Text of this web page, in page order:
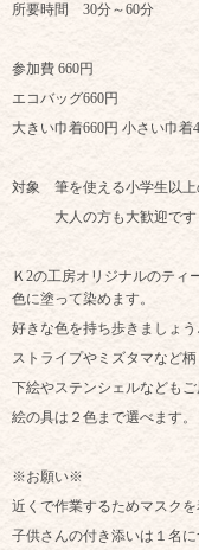
所要時間 30分～60分
参加費 660円
エコバッグ660円
大きい巾着660円 小さい巾着
対象 筆を使える小学生以上
大人の方も大歓迎です
Ｋ2の工房オリジナルのティ
色に塗って染めます。
好きな色を持ち歩きましょう
ストライプやミズタマなど柄
下絵やステンシェルなどもご
絵の具は２色まで選べます。
※お願い※
近くで作業するためマスクを
子供さんの付き添いは１名に